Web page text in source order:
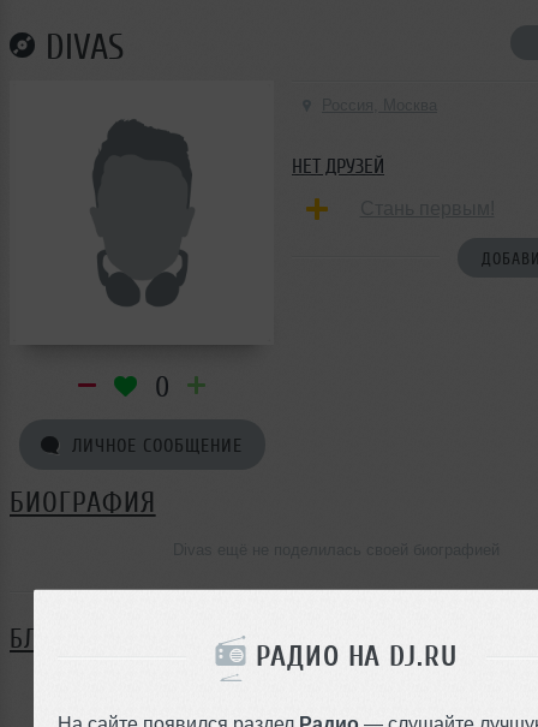
РАДИО НА DJ.RU
На сайте появился раздел Радио — слушайте
DIVAS
0
ЛИЧНОЕ СООБЩЕНИЕ
НЕТ ДРУЗЕЙ
БИОГРАФИЯ
БЛОГ